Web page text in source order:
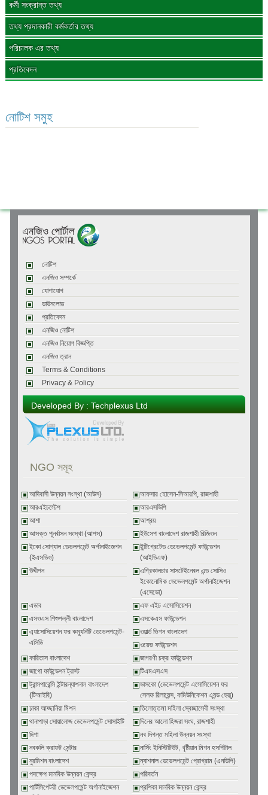
কর্মী সংক্রান্ত তথ্য
তথ্য প্রদানকারী কর্মকর্তার তথ্য
পরিচালক এর তথ্য
প্রতিবেদন
নোটিশ সমুহ
নোটিশ
এনজিও সম্পর্কে
যোগাযোগ
ডাউনলোড
প্রতিবেদন
এনজিও নোটিশ
এনজিও নিয়োগ বিজ্ঞপ্তি
এনজিও ত্রান
Terms & Conditions
Privacy & Policy
Developed By : Techplexus Ltd
NGO সমূহ
আদিবাসী উন্নয়ন সংস্থা (আউস)
আফসার হোসেন-সিআরপি, রাজশাহী
আরএইচস্টেপ
আরএসডিপি
আশা
আশ্রয়
আসক্ত পূনর্বাসন সংস্থা (আপস)
ইউসেপ বাংলাদেশ রাজশাহী রিজিওন
ইকো সোশ্যাল ডেভলপমেন্ট অর্গানাইজেশন
(ইএসডিও)
ইন্টিগ্রেটেড ডেভেলপমেন্ট ফাউন্ডেশন
(আইডিএফ)
উদ্দীপন
এগ্রিকালচার সাসটেইনেবল এন্ড সোসিও
ইকোনোমিক ডেভেলপমেন্ট অর্গানাইজেশন
(এসেডো)
এডাব
এফ এইচ এসোসিয়েশন
এসওএস শিশুপল্লী বাংলাদেশ
এসকেএস ফাউন্ডেশন
এ্যাসোসিয়েশন ফর কম্যুনিটি ডেভেলপমেন্ট-
এসিডি
ওয়ার্ল্ড ভিশন বাংলাদেশ
ওয়েভ ফাউন্ডেশন
কারিতাস বাংলাদেশ
জাগরণী চক্র ফাউন্ডেশন
জাগো ফাউন্ডেশন ট্রাস্ট
টিএমএসএস
ট্রান্সপারেন্সি ইন্টারন্যাশনাল বাংলাদেশ
(টিআইবি)
ডাসকো (ডেভেলপমেন্ট এসোসিয়েশন ফর
সেলফ রিলায়েন্স, কমিউনিকেশন এ্যন্ড হেল্থ্)
ঢাকা আহ্ছানিয়া মিশন
তিলোত্তমা মহিলা স্বেচ্ছাসেবী সংস্থা
থানাপাড়া সোয়ালোজ ডেভেলপমেন্ট সোসাইটি
দিনের আলো হিজরা সংঘ, রাজশাহী
দিশা
নব দিগন্ত মহিলা উন্নয়ন সংস্থা
নবকলি ক্রাফট সেন্টার
নার্সিং ইনিস্টিটিউট, খৃষ্টীয়ান মিশন হসপিটাল
নুরমিশন বাংলাদেশ
ন্যাশনাল ডেভেলপমেন্ট প্রোগ্রাম (এনডিপি)
পদক্ষেপ মানবিক উন্নয়ন কেন্দ্র
পরিবর্তন
পার্টিসিপেটরী ডেভেলপমেন্ট অর্গানাইজেশন
প্রশিকা মানবিক উন্নয়ন কেন্দ্র